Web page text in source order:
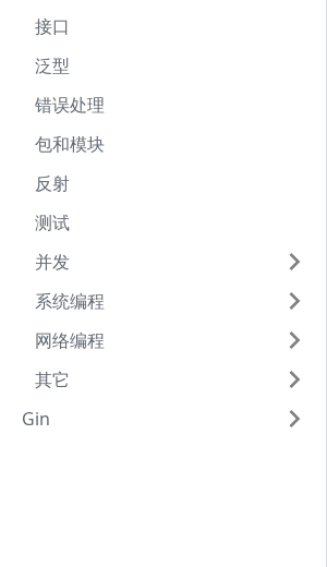
接口
泛型
错误处理
包和模块
反射
测试
并发
系统编程
网络编程
其它
Gin